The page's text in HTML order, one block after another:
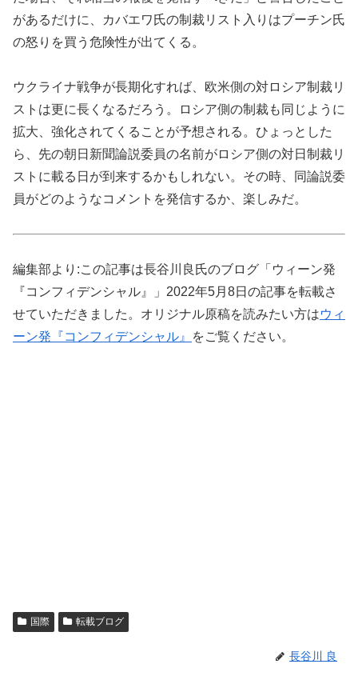
があるだけに、カバエワ氏の制裁リスト入りはプーチン氏
の怒りを買う危険性が出てくる。
ウクライナ戦争が長期化すれば、欧米側の対ロシア制裁リ
ストは更に長くなるだろう。ロシア側の制裁も同じように
拡大、強化されてくることが予想される。ひょっとした
ら、先の朝日新聞論説委員の名前がロシア側の対日制裁リ
ストに載る日が到来するかもしれない。その時、同論説委
員がどのようなコメントを発信するか、楽しみだ。
編集部より:この記事は長谷川良氏のブログ「ウィーン発
『コンフィデンシャル』」2022年5月8日の記事を転載さ
せていただきました。オリジナル原稿を読みたい方はウィ
ーン発『コンフィデンシャル』
をご覧ください。
国際 転載ブログ
長谷川 良